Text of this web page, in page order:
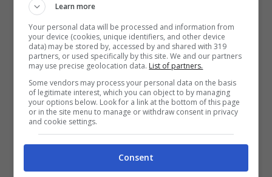
La showgirl Justine Mattera (Screenshot da Instagram)
Nello scatto postato ieri sera sul suo
profilo InstagramJustine Matterachiude
gli occhi e sembra che non sia truccata,
Learn more
Your personal data will be processed and information from
your device (cookies, unique identifiers, and other device
data) may be stored by, accessed by and shared with 319
partners, or used specifically by this site. We and our partners
may use precise geolocation data. List of partners.
Some vendors may process your personal data on the basis
of legitimate interest, which you can object to by managing
your options below. Look for a link at the bottom of this page
or in the site menu to manage or withdraw consent in privacy
and cookie settings.
Consent